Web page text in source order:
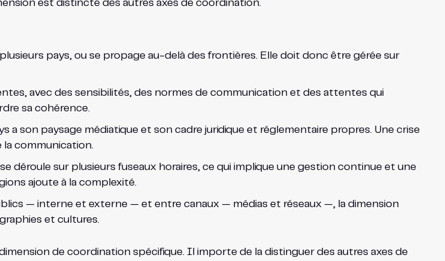
est distincte des autres axes de coordination.
pays, ou se propage au-delà des frontières. Elle doit donc être gérée sur
avec des sensibilités, des normes de communication et des attentes qui
sa cohérence.
a son paysage médiatique et son cadre juridique et réglementaire propres. Une crise
communication.
déroule sur plusieurs fuseaux horaires, ce qui implique une gestion continue et une
ajoute à la complexité.
— interne et externe — et entre canaux — médias et réseaux —, la dimension
et cultures.
de coordination spécifique. Il importe de la distinguer des autres axes de